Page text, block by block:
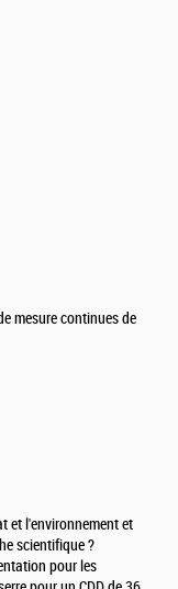
mesure continues de
et l'environnement et
scientifique ?
pour les